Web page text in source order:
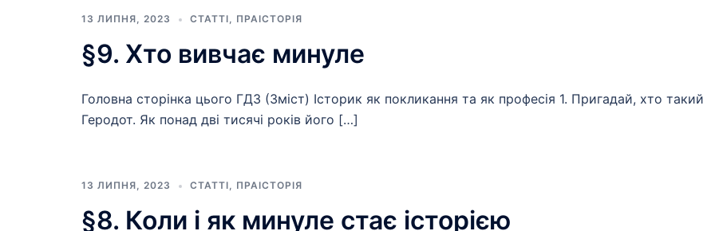
13 ЛИПНЯ, 2023 СТАТТІ, ПРАІСТОРІЯ
§9. Хто вивчає минуле
Головна сторінка цього ГДЗ (Зміст) Історик як покликання та як професія 1. Пригадай, хто такий
Геродот. Як понад дві тисячі років його […]
13 ЛИПНЯ, 2023 СТАТТІ, ПРАІСТОРІЯ
§8. Коли і як минуле стає історією